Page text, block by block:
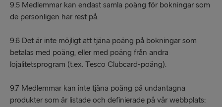
9.5 Medlemmar kan endast samla poäng för bokningar som
de personligen har rest på.
9.6 Det är inte möjligt att tjäna poäng på bokningar som
betalas med poäng, eller med poäng från andra
lojalitetsprogram (t.ex. Tesco Clubcard-poäng).
9.7 Medlemmar kan inte tjäna poäng på undantagna
produkter som är listade och definierade på vår webbplats: